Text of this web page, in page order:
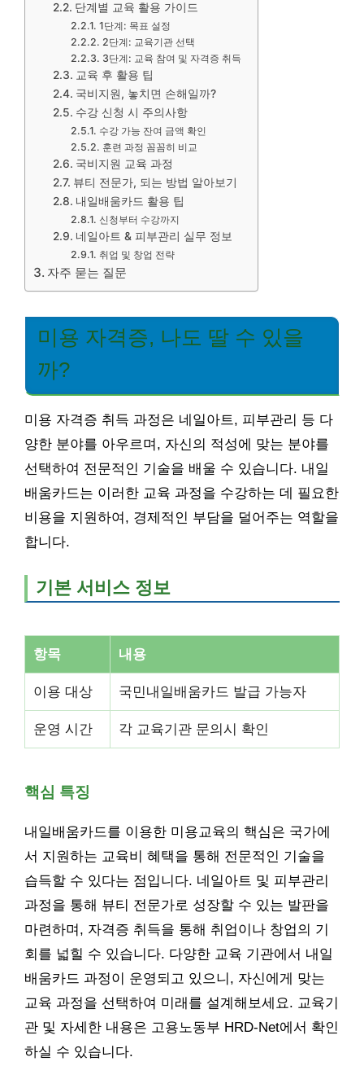
단계별 교육 활용 가이드
1단계: 목표 설정
2단계: 교육기관 선택
3단계: 교육 참여 및 자격증 취득
교육 후 활용 팁
국비지원, 놓치면 손해일까?
수강 신청 시 주의사항
수강 가능 잔여 금액 확인
훈련 과정 꼼꼼히 비교
국비지원 교육 과정
뷰티 전문가, 되는 방법 알아보기
내일배움카드 활용 팁
신청부터 수강까지
네일아트 & 피부관리 실무 정보
취업 및 창업 전략
자주 묻는 질문
미용 자격증, 나도 딸 수 있을
까?
미용 자격증 취득 과정은 네일아트, 피부관리 등 다
양한 분야를 아우르며, 자신의 적성에 맞는 분야를
선택하여 전문적인 기술을 배울 수 있습니다. 내일
배움카드는 이러한 교육 과정을 수강하는 데 필요한
비용을 지원하여, 경제적인 부담을 덜어주는 역할을
합니다.
기본 서비스 정보
항목 내용
이용 대상 국민내일배움카드 발급 가능자
운영 시간 각 교육기관 문의시 확인
핵심 특징
내일배움카드를 이용한 미용교육의 핵심은 국가에
서 지원하는 교육비 혜택을 통해 전문적인 기술을
습득할 수 있다는 점입니다. 네일아트 및 피부관리
과정을 통해 뷰티 전문가로 성장할 수 있는 발판을
마련하며, 자격증 취득을 통해 취업이나 창업의 기
회를 넓힐 수 있습니다. 다양한 교육 기관에서 내일
배움카드 과정이 운영되고 있으니, 자신에게 맞는
교육 과정을 선택하여 미래를 설계해보세요. 교육기
관 및 자세한 내용은 고용노동부 HRD-Net에서 확인
하실 수 있습니다.